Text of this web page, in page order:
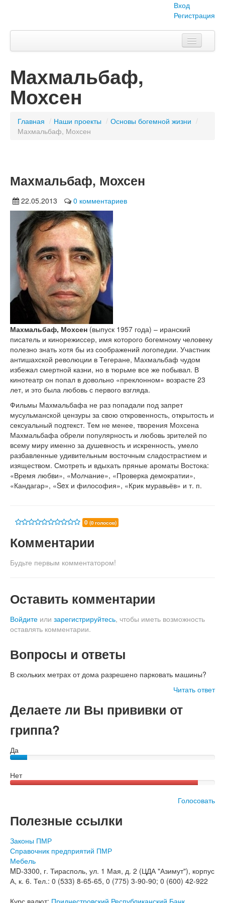
Вход
Регистрация
Тема номера
Объявления
Наши проекты
Абитуриент
О нас
Махмальбаф,
Мохсен
Главная / Наши проекты / Основы богемной жизни /
Махмальбаф, Мохсен
Махмальбаф, Мохсен
22.05.2013 0 комментариев
Махмальбаф, Мохсен (выпуск 1957 года) – иранский
писатель и кинорежиссер, имя которого богемному человеку
полезно знать хотя бы из соображений логопедии. Участник
антишахской революции в Тегеране, Махмальбаф чудом
избежал смертной казни, но в тюрьме все же побывал. В
кинотеатр он попал в довольно «преклонном» возрасте 23
лет, и это была любовь с первого взгляда.
Фильмы Махмальбафа не раз попадали под запрет
мусульманской цензуры за свою откровенность, открытость и
сексуальный подтекст. Тем не менее, творения Мохсена
Махмальбафа обрели популярность и любовь зрителей по
всему миру именно за душевность и искренность, умело
разбавленные удивительным восточным сладострастием и
изяществом. Смотреть и вдыхать пряные ароматы Востока:
«Время любви», «Молчание», «Проверка демократии»,
«Кандагар», «Sex и философия», «Крик муравьёв» и т. п.
0 (0 голосов)
Комментарии
Будьте первым комментатором!
Оставить комментарии
Войдите или зарегистрируйтесь, чтобы иметь возможность
оставлять комментарии.
Вопросы и ответы
В скольких метрах от дома разрешено парковать машины?
Читать ответ
Делаете ли Вы прививки от
гриппа?
Да
Нет
Голосовать
Полезные ссылки
Законы ПМР
Справочник предприятий ПМР
Мебель
MD-3300, г. Тирасполь, ул. 1 Мая, д. 2 (ЦДА "Азимут"), корпус
А, к. 6. Тел.: 0 (533) 8-65-65, 0 (775) 3-90-90; 0 (600) 42-922
Курс валют: Приднестровский Республиканский Банк